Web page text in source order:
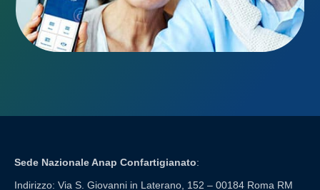
Sede Nazionale Anap Confartigianato:
Indirizzo: Via S. Giovanni in Laterano, 152 – 00184 Roma RM